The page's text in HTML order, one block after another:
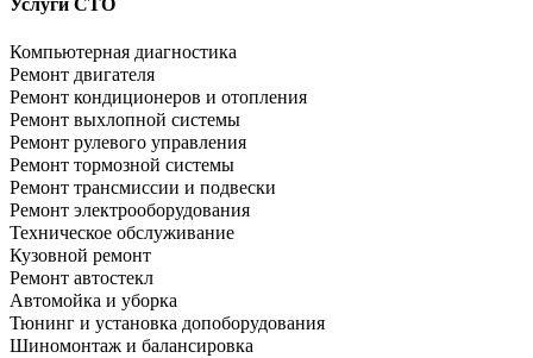
Услуги СТО
Компьютерная диагностика
Ремонт двигателя
Ремонт кондиционеров и отопления
Ремонт выхлопной системы
Ремонт рулевого управления
Ремонт тормозной системы
Ремонт трансмиссии и подвески
Ремонт электрооборудования
Техническое обслуживание
Кузовной ремонт
Ремонт автостекл
Автомойка и уборка
Тюнинг и установка допоборудования
Шиномонтаж и балансировка